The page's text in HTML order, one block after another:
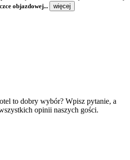
objazdowej...
więcej
to dobry wybór? Wpisz pytanie, a
opinii naszych gości.